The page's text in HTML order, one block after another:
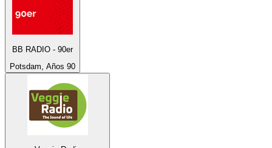
BB RADIO - 90er
Potsdam, Años 90